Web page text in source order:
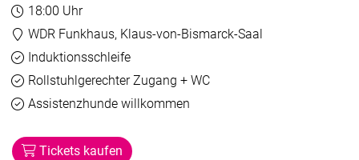
Uhrzeit:
18:00 Uhr
Veranstaltungsort:
WDR Funkhaus, Klaus-von-Bismarck-Saal
Barrierefreiheit
InduktionsschleifeVerfügbar
Rollstuhlgerechter Zugang + WCVerfügbar
Assistenzhunde willkommen
Tickets kaufen